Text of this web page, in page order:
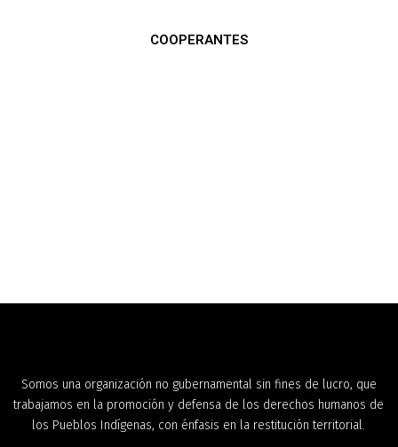
COOPERANTES
Somos una organización no gubernamental sin fines de lucro, que
trabajamos en la promoción y defensa de los derechos humanos de
los Pueblos Indígenas, con énfasis en la restitución territorial.